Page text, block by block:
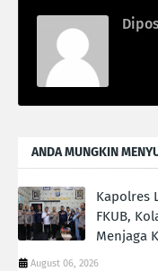
ANDA MUNGKIN
Kapolres
FKUB,
Menjaga
August 06, 2026